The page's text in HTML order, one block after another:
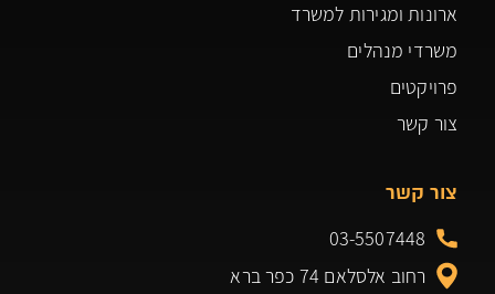
ארונות ומגירות למשרד
משרדי מנהלים
פרויקטים
צור קשר
צור קשר
03-5507448
רחוב אלסלאם 74 כפר ברא